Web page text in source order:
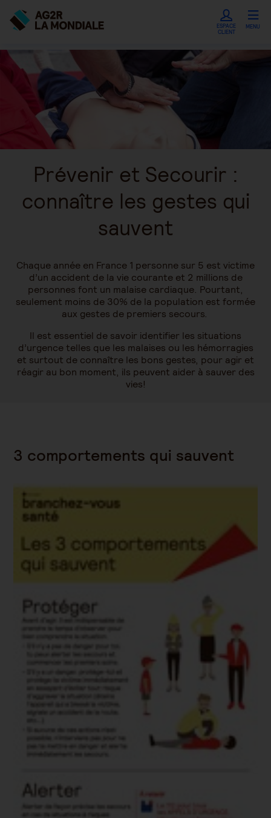
ESPACE
CLIENT
MENU
Prévenir et Secourir :
connaître les gestes qui
sauvent
Chaque année en France 1 personne sur 5 est victime
d’un accident de la vie courante et 2 millions de
personnes font un malaise cardiaque. Pourtant,
seulement moins de 30% de la population est formée
aux gestes de premiers secours.
Il est essentiel de savoir identifier les situations
d’urgence telles que les malaises ou les hémorragies
et surtout de connaître les bons gestes, pour agir et
réagir au bon moment, ils peuvent aider à sauver des
vies!
3 comportements qui sauvent